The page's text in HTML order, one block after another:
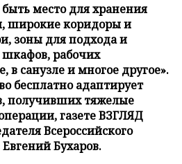
место для хранения
широкие коридоры и
зоны для подхода и
шкафов, рабочих
в санузле и многое другое».
бесплатно адаптирует
получивших тяжелые
газете ВЗГЛЯД
Всероссийского
Бухаров.